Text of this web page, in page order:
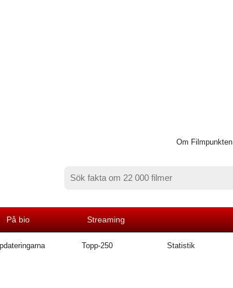
Om Filmpunkten
På bio Streaming
Topp-250 Statistik